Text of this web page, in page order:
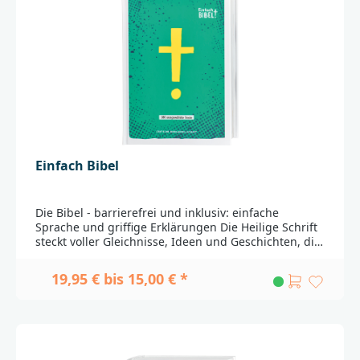
jetzt noch übersichtlicher und lesefreundlicher.Die
Ausgabe enthält die Spätschriften des Alten
TestamentsPassende Widmungsblätter zum
Download finden Sie
hier_______________________________________________________
______Bei Fragen zur Produktsicherheit wenden Sie
sich bitte an:Deutsche BibelgesellschaftBalinger Str.
31 A70567 Stuttgartproduktsicherheit@dbg.de
Einfach Bibel
Die Bibel - barrierefrei und inklusiv: einfache
Sprache und griffige Erklärungen Die Heilige Schrift
steckt voller Gleichnisse, Ideen und Geschichten, die
leicht zu verstehen, die Schrift ist oft zu klein und
manche Wörter sind nicht mehr geläufig.Hier setzt
19,95 € bis 15,00 € *